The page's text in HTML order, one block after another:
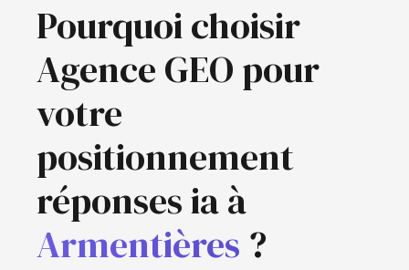
Pourquoi choisir
Agence GEO pour
votre
positionnement
réponses ia à
Armentières ?